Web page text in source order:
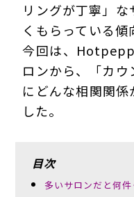
リングが丁寧」
くもらっている
今回は、
ロンから、「カウ
にどんな相関関
した。
目次
多いサロンだと何